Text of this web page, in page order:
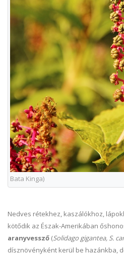
Bata Kinga)
Nedves rétekhez, kaszálókhoz,
kötődik az Észak-Amerikában
aranyvessző (Solidago gigantea, S.
dísznövényként kerül be hazánkba,